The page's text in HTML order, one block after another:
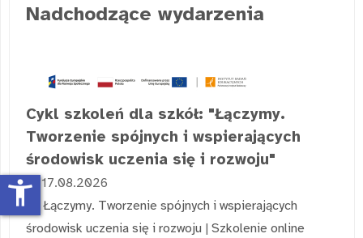
Nadchodzące wydarzenia
Cykl szkoleń dla szkół: "Łączymy.
Tworzenie spójnych i wspierających
środowisk uczenia się i rozwoju"
17.08.2026
Łączymy. Tworzenie spójnych i wspierających
środowisk uczenia się i rozwoju | Szkolenie online
accessibility_new